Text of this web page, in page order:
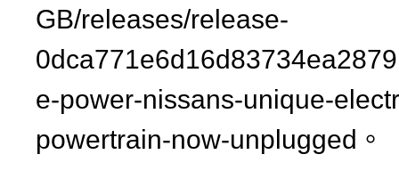
GB/releases/release-
e-power-nissans-unique-
powertrain-now-unplugged。